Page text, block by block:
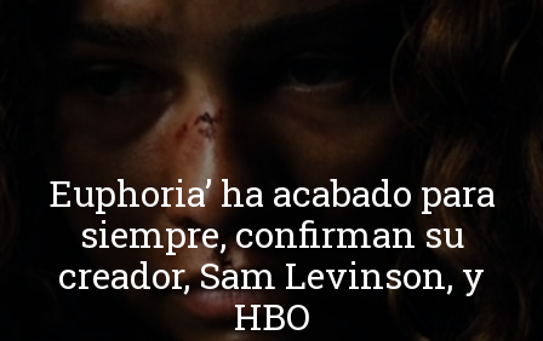
Euphoria’ ha acabado para
siempre, confirman su
creador, Sam Levinson, y
HBO